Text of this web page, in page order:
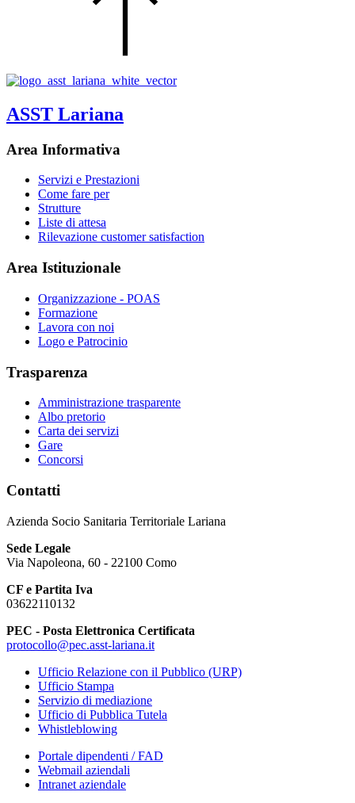
ASST Lariana
Area Informativa
Servizi e Prestazioni
Come fare per
Strutture
Liste di attesa
Rilevazione customer satisfaction
Area Istituzionale
Organizzazione - POAS
Formazione
Lavora con noi
Logo e Patrocinio
Trasparenza
Amministrazione trasparente
Albo pretorio
Carta dei servizi
Gare
Concorsi
Contatti
Azienda Socio Sanitaria Territoriale Lariana
Sede Legale
Via Napoleona, 60 - 22100 Como
CF e Partita Iva
03622110132
PEC - Posta Elettronica Certificata
protocollo@pec.asst-lariana.it
Ufficio Relazione con il Pubblico (URP)
Ufficio Stampa
Servizio di mediazione
Ufficio di Pubblica Tutela
Whistleblowing
Portale dipendenti / FAD
Webmail aziendali
Intranet aziendale